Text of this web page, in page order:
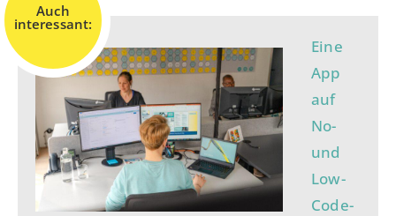
Auch
interessant:
Eine
App
auf
No-
und
Low-
Code-